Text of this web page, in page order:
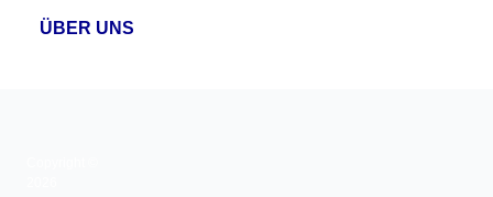
ÜBER UNS